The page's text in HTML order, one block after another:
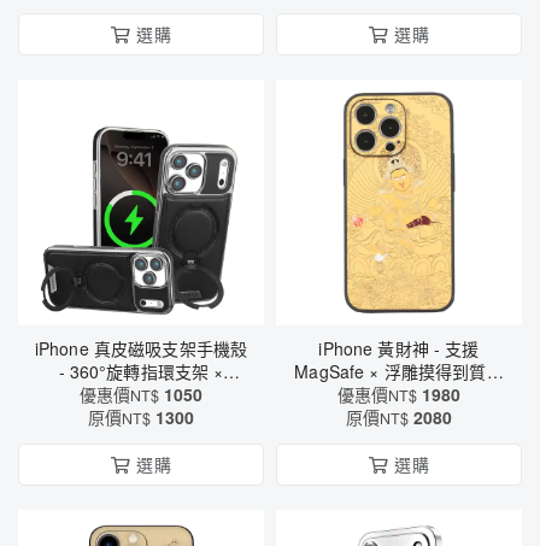
選購
選購
iPhone 真皮磁吸支架手機殼
- 360°旋轉指環支架 ×
MagSafe磁吸充電 × 全包防
摔 × 防指紋（6569）
優惠價NT$ 1050
原價NT$ 1300
選購
iPhone 黃財神 - 支援
MagSafe × 浮雕摸得到質感
× 支援鏡頭貼與螢幕貼
（9115）
優惠價NT$ 1980
原價NT$ 2080
選購